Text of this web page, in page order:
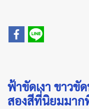
ฟ้าขัดเงา ขาวขั
สองสีที่นิยมมาก